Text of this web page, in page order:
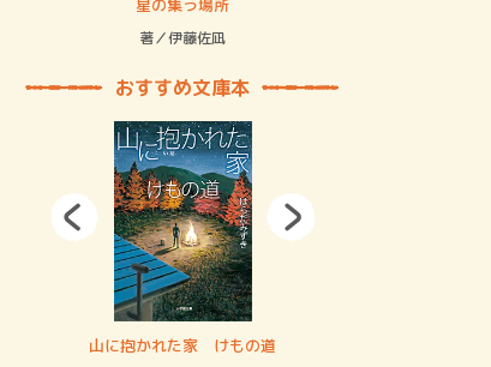
星の集う場所
著／伊藤佐凪
おすすめ文庫本
山に抱かれた家 けもの道